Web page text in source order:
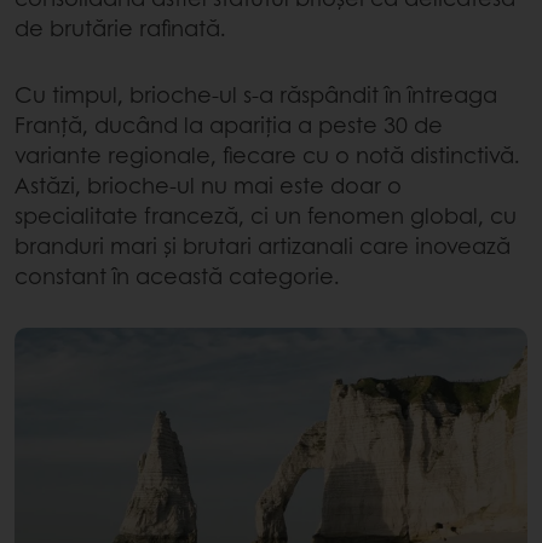
de brutărie rafinată.
Cu timpul, brioche-ul s-a răspândit în întreaga
Franță, ducând la apariția a peste 30 de
variante regionale, fiecare cu o notă distinctivă.
Astăzi, brioche-ul nu mai este doar o
specialitate franceză, ci un fenomen global, cu
branduri mari și brutari artizanali care inovează
constant în această categorie.